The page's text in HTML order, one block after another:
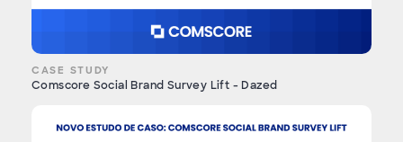
CASE STUDY
Comscore Social Brand Survey Lift - Dazed